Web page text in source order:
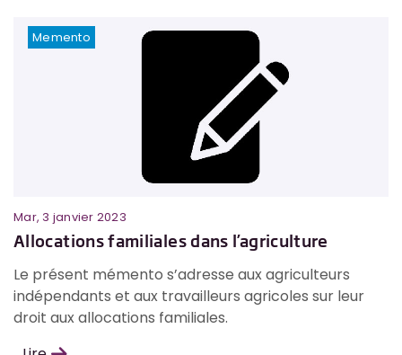
Memento
Mar, 3 janvier 2023
Allocations familiales dans l’agriculture
Le présent mémento s’adresse aux agriculteurs
indépendants et aux travailleurs agricoles sur leur
droit aux allocations familiales.